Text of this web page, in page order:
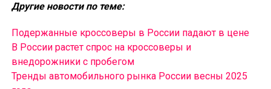
Другие новости по теме:
Подержанные кроссоверы в России падают в цене
В России растет спрос на кроссоверы и
внедорожники с пробегом
Тренды автомобильного рынка России весны 2025